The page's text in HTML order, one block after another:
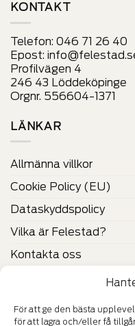
För att ge den bästa
för att lagra och/eller få
på
produktens
sida
KONTAKT
Telefon: 046 71 26 40
Epost:
Profilvägen 4
246 43 Löddeköpinge
Orgnr. 556604-1371
LÄNKAR
Allmänna villkor
Cookie Policy (EU)
Dataskyddspolicy
Vilka är Felestad?
Kontakta oss
CERTIFIKAT &